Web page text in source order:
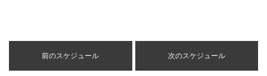
前のスケジュール 次のスケジュール